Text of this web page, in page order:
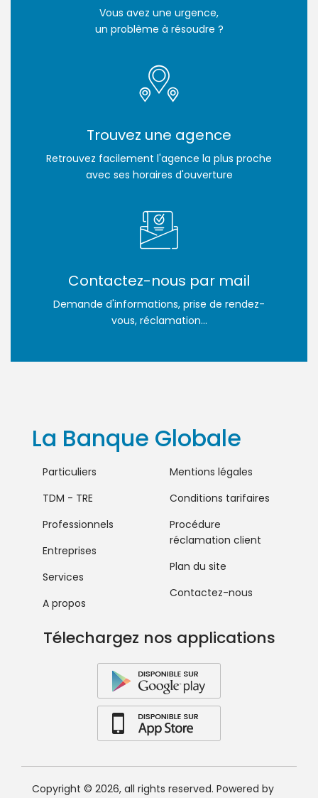
Vous avez une urgence,
un problème à résoudre ?
Trouvez une agence
Retrouvez facilement l'agence la plus proche
avec ses horaires d'ouverture
Contactez-nous par mail
Demande d'informations, prise de rendez-
vous, réclamation...
La Banque Globale
Particuliers
TDM - TRE
Professionnels
Entreprises
Services
A propos
Mentions légales
Conditions tarifaires
Procédure
réclamation client
Plan du site
Contactez-nous
Télechargez nos applications
Copyright © 2026, all rights reserved. Powered by